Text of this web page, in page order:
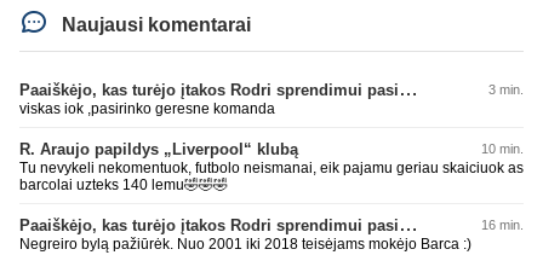
Naujausi komentarai
Paaiškėjo, kas turėjo įtakos Rodri sprendimui pasirinkti Barselonos pusę 3 min.
viskas iok ,pasirinko geresne komanda
R. Araujo papildys „Liverpool“ klubą 10 min.
Tu nevykeli nekomentuok, futbolo neismanai, eik pajamu geriau skaiciuok as
barcolai uzteks 140 lemu🤣🤣🤣
Paaiškėjo, kas turėjo įtakos Rodri sprendimui pasirinkti Barselonos pusę 16 min.
Negreiro bylą pažiūrėk. Nuo 2001 iki 2018 teisėjams mokėjo Barca :)